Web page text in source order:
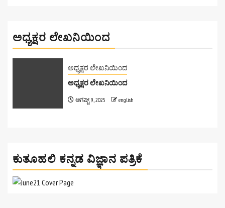
ಅಧ್ಯಕ್ಷರ ಲೇಖನಿಯಿಂದ
ಅಧ್ಯಕ್ಷರ ಲೇಖನಿಯಿಂದ
ಅಧ್ಯಕ್ಷರ ಲೇಖನಿಯಿಂದ
ಆಗಷ್ಟ್ 9, 2025 english
ಕುತೂಹಲಿ ಕನ್ನಡ ವಿಜ್ಞಾನ ಪತ್ರಿಕೆ